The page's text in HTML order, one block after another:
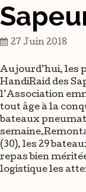
27 Juin 2018
Aujourd’hui, les
HandiRaid des
l’Association
tout âge à la
bateaux
(30), les 29
repas bien
logistique les